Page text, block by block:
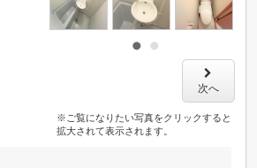
次へ
※ご覧になりたい写真をクリックすると
拡大されて表示されます。